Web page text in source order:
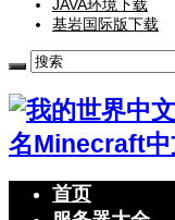
JAVA环境下载
基岩国际版下载
名Minecraft中
首页